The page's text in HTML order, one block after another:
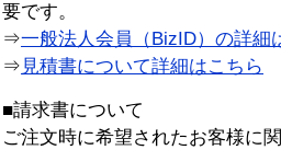
要です。
⇒一般法人会員（BizID）の詳細
⇒ 見積書について詳細はこちら
■請求書について
ご注文時に希望されたお客様に